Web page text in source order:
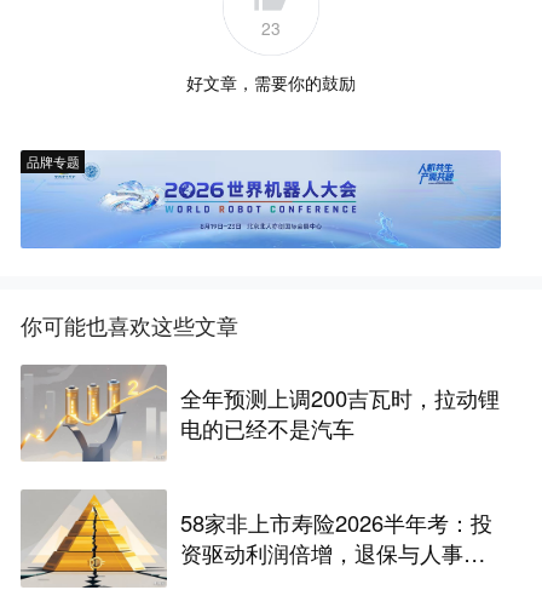
23
好文章，需要你的鼓励
品牌专题
你可能也喜欢这些文章
全年预测上调200吉瓦时，拉动锂
电的已经不是汽车
58家非上市寿险2026半年考：投
资驱动利润倍增，退保与人事风